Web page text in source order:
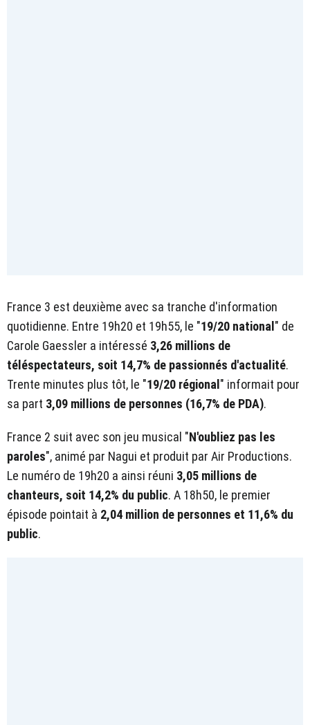
France 3 est deuxième avec sa tranche d'information
quotidienne. Entre 19h20 et 19h55, le "19/20 national " de
Carole Gaessler a intéressé 3,26 millions de
téléspectateurs, soit 14,7% de passionnés d'actualité.
Trente minutes plus tôt, le "19/20 régional " informait pour
sa part 3,09 millions de personnes (16,7% de PDA).
France 2 suit avec son jeu musical "N'oubliez pas les
paroles", animé par Nagui et produit par Air Productions.
Le numéro de 19h20 a ainsi réuni 3,05 millions de
chanteurs, soit 14,2% du public. A 18h50, le premier
épisode pointait à 2,04 million de personnes et 11,6% du
public.